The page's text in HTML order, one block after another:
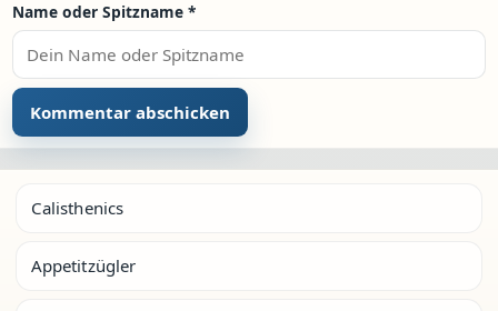
Name oder Spitzname *
Calisthenics
Appetitzügler